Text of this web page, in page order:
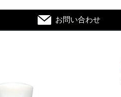
お問い合わせ